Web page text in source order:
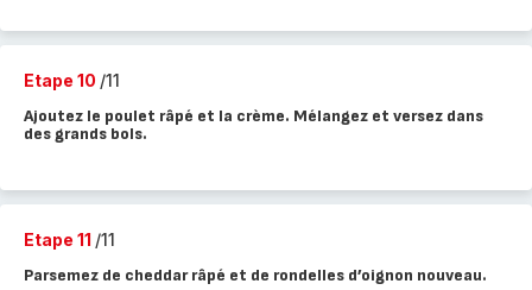
Etape 10 /11
Ajoutez le poulet râpé et la crème. Mélangez et versez dans
des grands bols.
Etape 11 /11
Parsemez de cheddar râpé et de rondelles d’oignon nouveau.